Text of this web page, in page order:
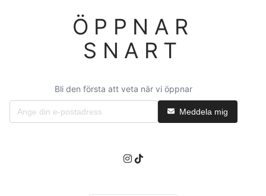
ÖPPNAR
SNART
Bli den första att veta när vi öppnar
Meddela mig